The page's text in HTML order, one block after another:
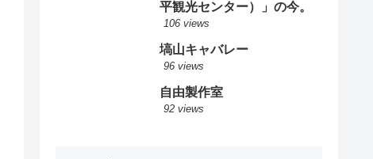
平観光センター）」の今。
106 views
塙山キャバレー
96 views
自由製作室
92 views